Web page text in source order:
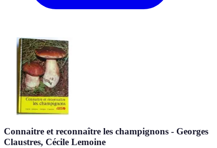
Connaitre et reconnaître les champignons - Georges
Claustres, Cécile Lemoine